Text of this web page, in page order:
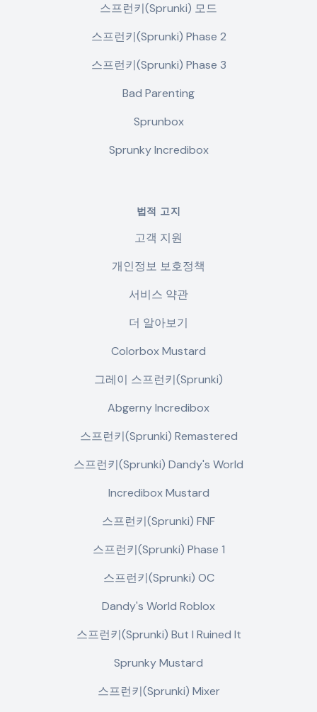
스프런키(Sprunki) 모드
스프런키(Sprunki) Phase 2
스프런키(Sprunki) Phase 3
Bad Parenting
Sprunbox
Sprunky Incredibox
법적 고지
고객 지원
개인정보 보호정책
서비스 약관
더 알아보기
Colorbox Mustard
그레이 스프런키(Sprunki)
Abgerny Incredibox
스프런키(Sprunki) Remastered
스프런키(Sprunki) Dandy's World
Incredibox Mustard
스프런키(Sprunki) FNF
스프런키(Sprunki) Phase 1
스프런키(Sprunki) OC
Dandy's World Roblox
스프런키(Sprunki) But I Ruined It
Sprunky Mustard
스프런키(Sprunki) Mixer